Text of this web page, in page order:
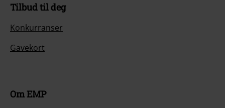
Tilbud til deg
Konkurranser
Gavekort
Om EMP